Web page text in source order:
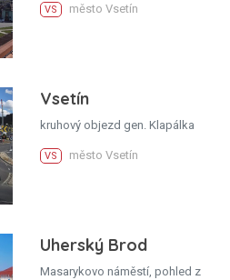
VS město Vsetín
Vsetín
kruhový objezd gen. Klapálka
VS město Vsetín
Uherský Brod
Masarykovo náměstí, pohled z